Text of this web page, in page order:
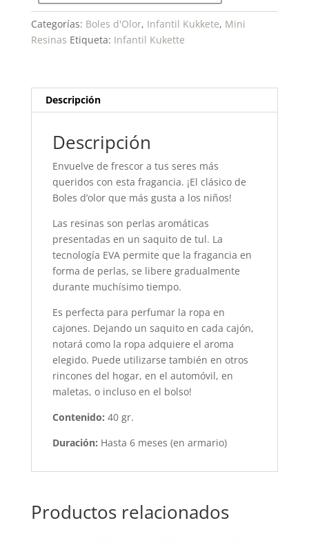
Perfumada
cantidad
Categorías: Boles d'Olor, Infantil Kukkete, Mini
Resinas Etiqueta: Infantil Kukette
Descripción
Descripción
Envuelve de frescor a tus seres más
queridos con esta fragancia. ¡El clásico de
Boles d’olor que más gusta a los niños!
Las resinas son perlas aromáticas
presentadas en un saquito de tul. La
tecnología EVA permite que la fragancia en
forma de perlas, se libere gradualmente
durante muchísimo tiempo.
Es perfecta para perfumar la ropa en
cajones. Dejando un saquito en cada cajón,
notará como la ropa adquiere el aroma
elegido. Puede utilizarse también en otros
rincones del hogar, en el automóvil, en
maletas, o incluso en el bolso!
Contenido: 40 gr.
Duración: Hasta 6 meses (en armario)
Productos relacionados